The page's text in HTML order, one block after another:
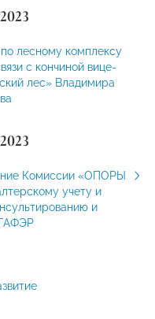
лесному комплексу
с кончиной вице-
лес» Владимира
Комиссии «ОПОРЫ
учету и
и